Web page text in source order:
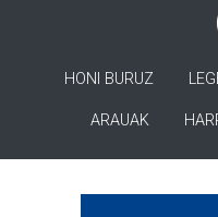
HONI BURUZ
ARAUAK